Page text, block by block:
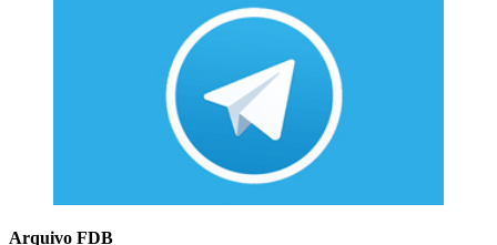
Arquivo FDB